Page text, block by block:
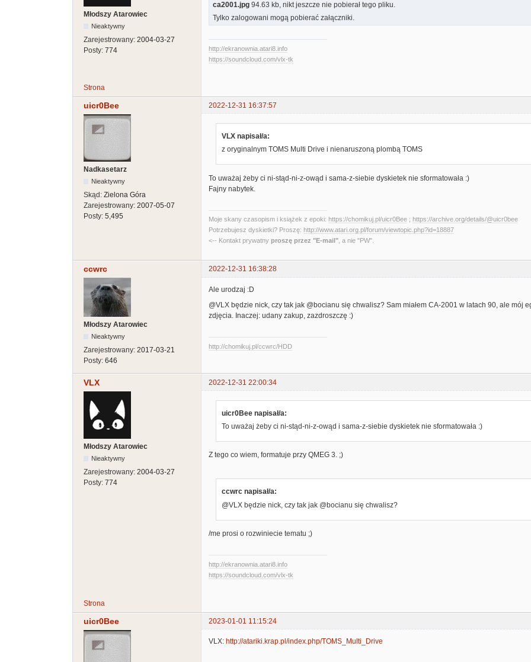
Młodszy Atarowiec
Nieaktywny
Zarejestrowany: 2004-03-27
Posty: 774
ca2001.jpg 94.63 kb, nikt jeszcze nie pobierał tego pliku.
Tylko zalogowani mogą pobierać załączniki.
http://ekranownia.atari8.info
https://soundcloud.com/vlx-tk
Strona
uicr0Bee 2022-12-31 16:37:57
Nadkasetarz
Nieaktywny
Skąd: Zielona Góra
Zarejestrowany: 2007-05-07
Posty: 5,495
VLX napisał/a:
z oryginalnym TOMS Multi Drive i nienaruszoną plombą TOMS
To uważaj żeby ci ni-stąd-ni-z-owąd i sama-z-siebie dyskietek nie sformatowała :)
Fajny nabytek.
Moje skany czasopism i książek z epoki: https://chomikuj.pl/uicr0Bee ; https://archive.org/details/@uicr0bee
Potrzebujesz dyskietki? Proszę: http://www.atari.org.pl/forum/viewtopic.php?id=18887
<-- Kontakt prywatny proszę przez "E-mail" , a nie "PW".
ccwrc 2022-12-31 16:38:28
Młodszy Atarowiec
Nieaktywny
Zarejestrowany: 2017-03-21
Posty: 646
Ale urodzaj :D
@VLX będzie nick, czy tak jak @bocianu się chwalisz? Sam miałem CA-2001 w latach 90, ale mój
zdjęcia. Inaczej: udany zakup, zazdroszczę :)
http://chomikuj.pl/ccwrc/HDD
VLX 2022-12-31 22:00:34
Młodszy Atarowiec
Nieaktywny
Zarejestrowany: 2004-03-27
Posty: 774
uicr0Bee napisał/a:
To uważaj żeby ci ni-stąd-ni-z-owąd i sama-z-siebie dyskietek nie sformatowała :)
Z tego co wiem, formatuje przy QMEG 3. ;)
ccwrc napisał/a:
@VLX będzie nick, czy tak jak @bocianu się chwalisz?
/me prosi o rozwiniecie tematu ;)
http://ekranownia.atari8.info
https://soundcloud.com/vlx-tk
Strona
uicr0Bee 2023-01-01 11:15:24
VLX: http://atariki.krap.pl/index.php/TOMS_Multi_Drive